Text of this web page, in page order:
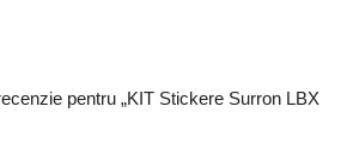
pentru „KIT Stickere Surron LBX